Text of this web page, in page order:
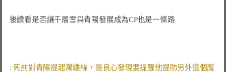
後續看是否讓千層雪與青陽發展成為CP也是一條路
: 死前對青陽提起萬縷絲，是良心發現要提醒他提防另外這個魔